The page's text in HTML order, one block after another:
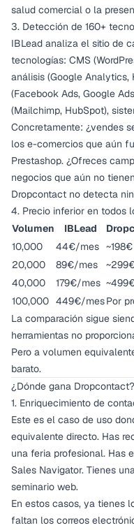
salud comercial o la
3. Detección de 160+
IBLead analiza el sitio de
tecnologías: CMS
análisis (Google Analytics,
(Facebook Ads, Google
(Mailchimp, HubSpot),
Concretamente: ¿vendes
los e-comercios que aún
Prestashop. ¿Ofreces
negocios que aún no
Dropcontact no detecta
4. Precio inferior en todos
Volumen
IBLead
10,000
44€/mes ~198€
20,000
89€/mes
40,000
179€/mes
100,000 449€/mesPor
La comparación sigue
herramientas no
Pero a volumen
barato.
¿Dónde gana Dropcontact?
1. Enriquecimiento de
Este es el caso de uso
equivalente directo. Has
una feria profesional. Has
Sales Navigator. Tienes
seminario web.
En estos casos, ya tienes
faltan los correos